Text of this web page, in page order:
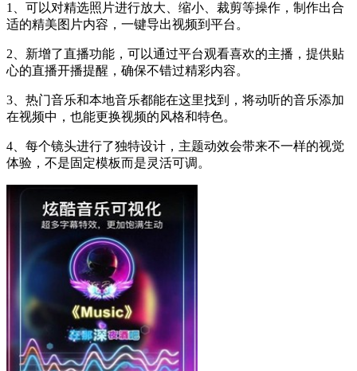
1、可以对精选照片进行放大、缩小、裁剪等操作，制作出合
适的精美图片内容，一键导出视频到平台。
2、新增了直播功能，可以通过平台观看喜欢的主播，提供贴
心的直播开播提醒，确保不错过精彩内容。
3、热门音乐和本地音乐都能在这里找到，将动听的音乐添加
在视频中，也能更换视频的风格和特色。
4、每个镜头进行了独特设计，主题动效会带来不一样的视觉
体验，不是固定模板而是灵活可调。